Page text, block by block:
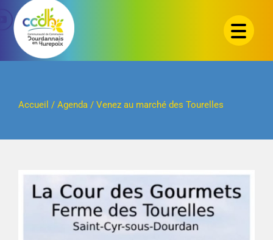
Passer
contenu
Accueil / Agenda/ Venez au marché des Tourelles